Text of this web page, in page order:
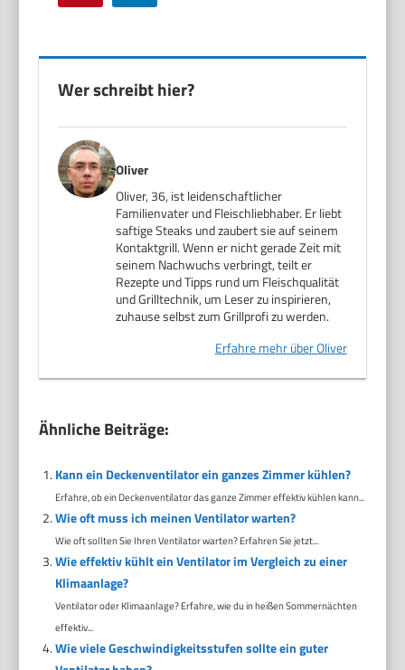
Wer schreibt hier?
Oliver
Oliver, 36, ist leidenschaftlicher
Familienvater und Fleischliebhaber. Er liebt
saftige Steaks und zaubert sie auf seinem
Kontaktgrill. Wenn er nicht gerade Zeit mit
seinem Nachwuchs verbringt, teilt er
Rezepte und Tipps rund um Fleischqualität
und Grilltechnik, um Leser zu inspirieren,
zuhause selbst zum Grillprofi zu werden.
Erfahre mehr über Oliver
Ähnliche Beiträge:
Kann ein Deckenventilator ein ganzes Zimmer kühlen?
Erfahre, ob ein Deckenventilator das ganze Zimmer effektiv kühlen kann...
Wie oft muss ich meinen Ventilator warten?
Wie oft sollten Sie Ihren Ventilator warten? Erfahren Sie jetzt...
Wie effektiv kühlt ein Ventilator im Vergleich zu einer
Klimaanlage?
Ventilator oder Klimaanlage? Erfahre, wie du in heißen Sommernächten
effektiv...
Wie viele Geschwindigkeitsstufen sollte ein guter